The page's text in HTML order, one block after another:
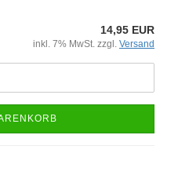
14,95 EUR
inkl. 7% MwSt. zzgl. Versand